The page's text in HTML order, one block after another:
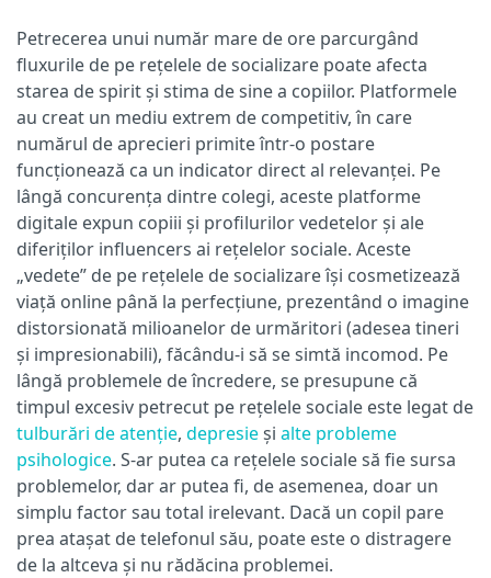
Petrecerea unui număr mare de ore parcurgând
fluxurile de pe rețelele de socializare poate afecta
starea de spirit și stima de sine a copiilor. Platformele
au creat un mediu extrem de competitiv, în care
numărul de aprecieri primite într-o postare
funcționează ca un indicator direct al relevanței. Pe
lângă concurența dintre colegi, aceste platforme
digitale expun copiii și profilurilor vedetelor și ale
diferiților influencers ai rețelelor sociale. Aceste
„vedete” de pe rețelele de socializare își cosmetizează
viață online până la perfecțiune, prezentând o imagine
distorsionată milioanelor de urmăritori (adesea tineri
și impresionabili), făcându-i să se simtă incomod. Pe
lângă problemele de încredere, se presupune că
timpul excesiv petrecut pe rețelele sociale este legat de
tulburări de atenție, depresieși alte probleme
psihologice. S-ar putea ca rețelele sociale să fie sursa
problemelor, dar ar putea fi, de asemenea, doar un
simplu factor sau total irelevant. Dacă un copil pare
prea atașat de telefonul său, poate este o distragere
de la altceva și nu rădăcina problemei.